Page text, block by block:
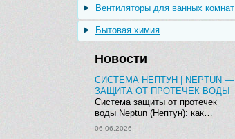
Вентиляторы для ванных комнат
Бытовая химия
Новости
СИСТЕМА НЕПТУН | NEPTUN —
ЗАЩИТА ОТ ПРОТЕЧЕК ВОДЫ
Система защиты от протечек
воды Neptun (Нептун): как…
06.06.2026